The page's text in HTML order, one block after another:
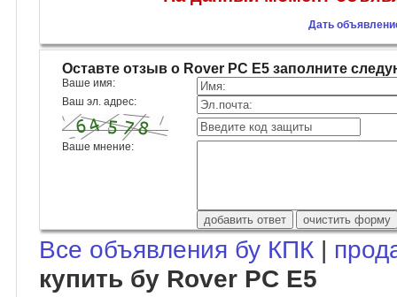
Дать
Оставте отзыв о Rover PC E5 заполните
Ваше имя:
Ваш эл. адрес:
Ваше мнение:
Все объявления бу КПК |
купить бу Rover PC E5